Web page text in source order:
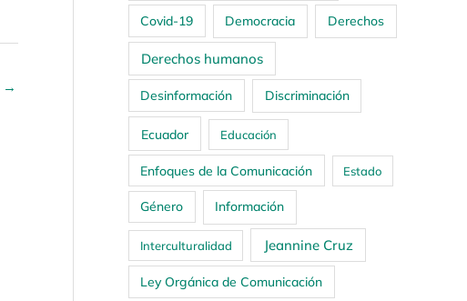
→
Covid-19 Democracia Derechos
Derechos humanos
Desinformación Discriminación
Ecuador Educación
Enfoques de la Comunicación Estado
Género Información
Interculturalidad Jeannine Cruz
Ley Orgánica de Comunicación